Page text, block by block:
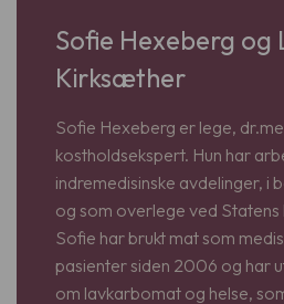
Sofie Hexeberg og
Kirksæther
Sofie Hexeberg er lege,
kostholdsekspert. Hun har
indremedisinske avdelinger, i
og som overlege ved
Sofie har brukt mat som
pasienter siden 2006 og har
om lavkarbomat og helse,